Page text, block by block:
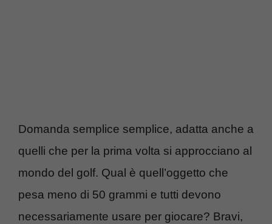
Domanda semplice semplice, adatta anche a
quelli che per la prima volta si approcciano al
mondo del golf. Qual è quell’oggetto che
pesa meno di 50 grammi e tutti devono
necessariamente usare per giocare? Bravi,